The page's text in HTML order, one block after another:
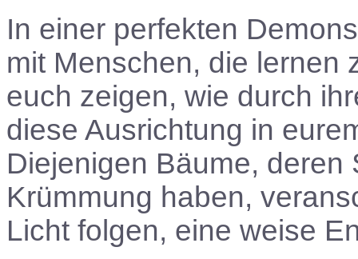
In einer perfekten
mit Menschen, die lernen
euch zeigen, wie durch
diese Ausrichtung in
Diejenigen Bäume,
Krümmung haben,
Licht folgen, eine weise